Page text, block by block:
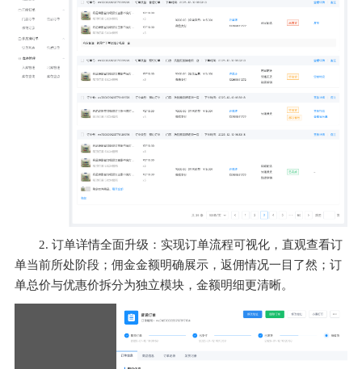
2. 订单详情全面升级：实现订单流程可视化，直观查看订
单当前所处阶段；佣金金额明确展示，返佣情况一目了然；订
单总价与优惠价拆分为独立模块，金额明细更清晰。